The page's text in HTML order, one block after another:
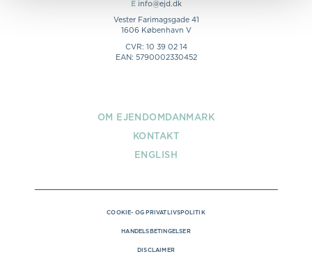
Einfo@ejd.dk
Vester Farimagsgade 41
1606 København V
CVR: 10 39 02 14
EAN: 5790002330452
OM EJENDOMDANMARK
KONTAKT
ENGLISH
COOKIE- OG PRIVATLIVSPOLITIK
HANDELSBETINGELSER
DISCLAIMER